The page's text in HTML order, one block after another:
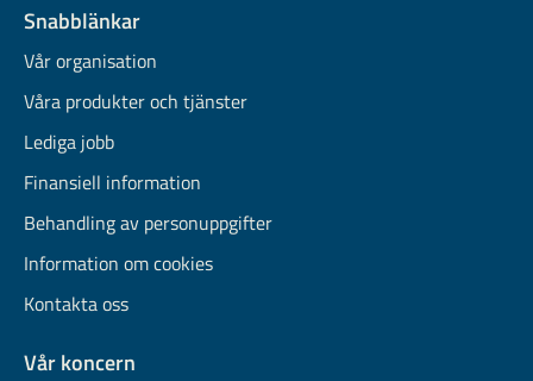
Snabblänkar
Vår organisation
Våra produkter och tjänster
Lediga jobb
Finansiell information
Behandling av personuppgifter
Information om cookies
Kontakta oss
Vår koncern